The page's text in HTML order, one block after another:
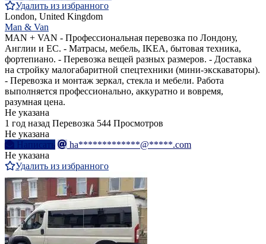
Удалить из избранного
London, United Kingdom
Man & Van
MAN + VAN - Профессиональная перевозка по Лондону,
Англии и ЕС. - Матрасы, мебель, IKEA, бытовая техника,
фортепиано. - Перевозка вещей разных размеров. - Доставка
на стройку малогабаритной спецтехники (мини-экскаваторы).
- Перевозка и монтаж зеркал, стекла и мебели. Работа
выполняется профессионально, аккуратно и вовремя,
разумная цена.
Не указана
1 год назад Перевозка 544 Просмотров
Не указана
Написать
ha*************@*****.com
Не указана
Удалить из избранного